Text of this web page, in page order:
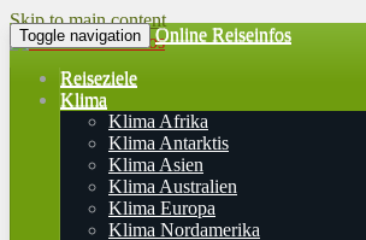
Skip to main content
Toggle navigation Online Reiseinfos
Reiseziele
Klima
Klima Afrika
Klima Antarktis
Klima Asien
Klima Australien
Klima Europa
Klima Nordamerika